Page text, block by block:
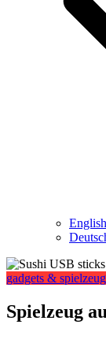
English
gadgets &
Spielzeug